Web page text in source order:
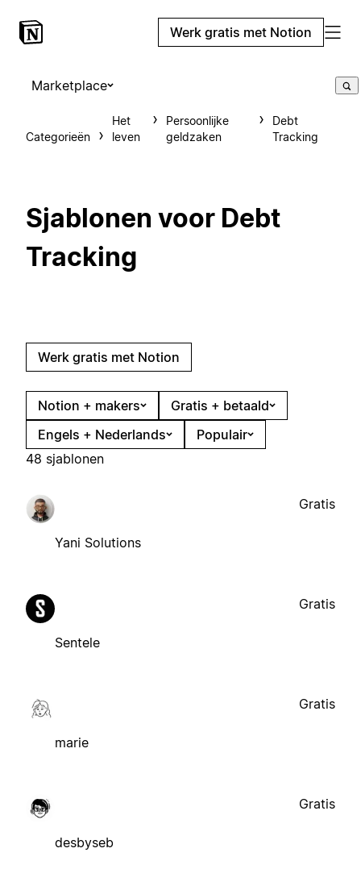
Werk gratis met Notion
Marketplace
Categorieën
Het
leven
Persoonlijke
geldzaken
Debt
Tracking
Sjablonen voor Debt
Tracking
Werk gratis met Notion
Notion + makers
Gratis + betaald
Engels + Nederlands
Populair
48 sjablonen
Yani Solutions
Gratis
Sentele
Gratis
marie
Gratis
desbyseb
Gratis